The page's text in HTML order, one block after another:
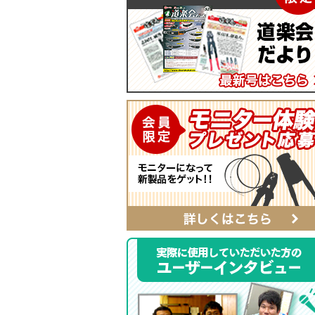
電工ジョイント
自動ポンチ
全ネジレンチ・ソケット
LEDライト
カチッとホルダー
SmartShuttoシリーズ
ソフトフィットシリーズ
SmartEdgeシリーズ
ハイクオリティ・レザーシリーズ
レザーシリーズ ナチュラル&ブラック
タイプ
ベルト
αシリーズ
タフロン電工ポケット
ハンマーホルダー